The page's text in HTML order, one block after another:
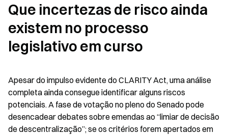
Que incertezas de risco ainda
existem no processo
legislativo em curso
Apesar do impulso evidente do CLARITY Act, uma análise
completa ainda consegue identificar alguns riscos
potenciais. A fase de votação no pleno do Senado pode
desencadear debates sobre emendas ao “limiar de decisão
de descentralização”; se os critérios forem apertados em